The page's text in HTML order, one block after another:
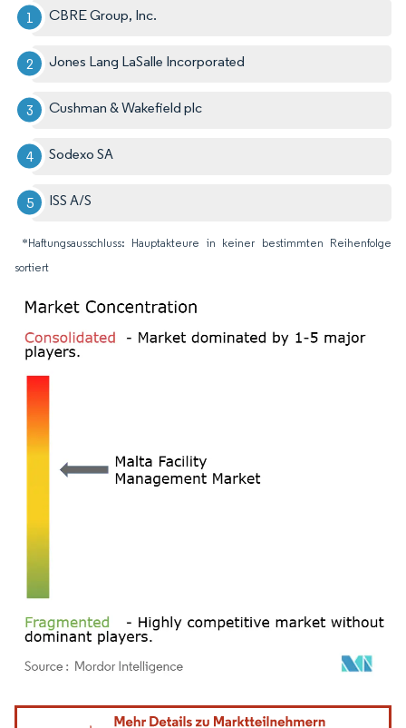
CBRE Group, Inc.
Jones Lang LaSalle Incorporated
Cushman & Wakefield plc
Sodexo SA
ISS A/S
*Haftungsausschluss: Hauptakteure in keiner bestimmten Reihenfolge
sortiert
Bild © Mordor Intelligence. Wiederverwendung erfordert Namensnennung gemäß